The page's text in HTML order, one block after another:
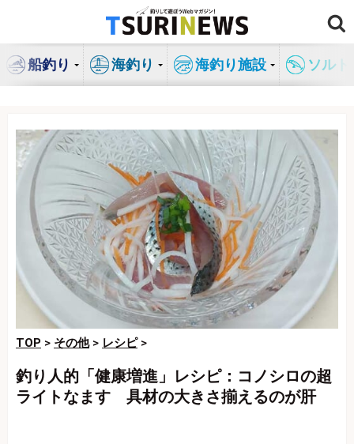
ン
船釣り 海釣り 海釣り施設 ソル
TOP > その他> レシピ>
釣り人的「健康増進」レシピ：コノシロの超
ライトなます 具材の大きさ揃えるのが肝